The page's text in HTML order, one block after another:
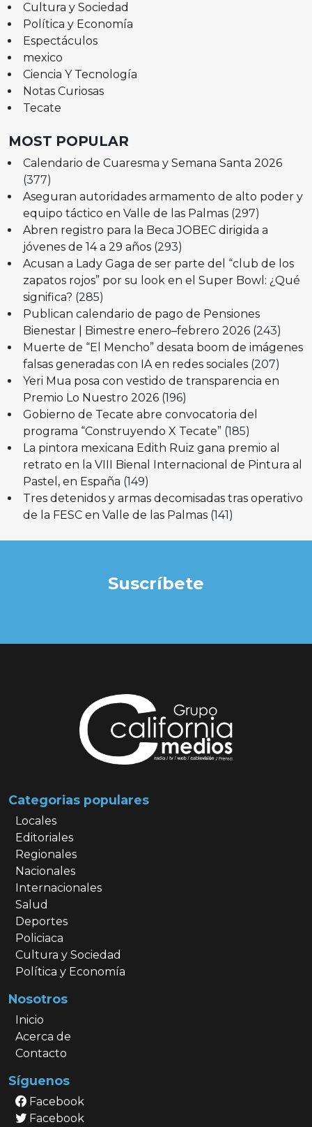
Cultura y Sociedad
Política y Economía
Espectáculos
mexico
Ciencia Y Tecnología
Notas Curiosas
Tecate
MOST POPULAR
Calendario de Cuaresma y Semana Santa 2026
(377)
Aseguran autoridades armamento de alto poder y
equipo táctico en Valle de las Palmas (297)
Abren registro para la Beca JOBEC dirigida a
jóvenes de 14 a 29 años (293)
Acusan a Lady Gaga de ser parte del “club de los
zapatos rojos” por su look en el Super Bowl: ¿Qué
significa? (285)
Publican calendario de pago de Pensiones
Bienestar | Bimestre enero–febrero 2026 (243)
Muerte de “El Mencho” desata boom de imágenes
falsas generadas con IA en redes sociales (207)
Yeri Mua posa con vestido de transparencia en
Premio Lo Nuestro 2026 (196)
Gobierno de Tecate abre convocatoria del
programa “Construyendo X Tecate” (185)
La pintora mexicana Edith Ruiz gana premio al
retrato en la VIII Bienal Internacional de Pintura al
Pastel, en España (149)
Tres detenidos y armas decomisadas tras operativo
de la FESC en Valle de las Palmas (141)
Suscríbete
Categorias populares
Locales
Editoriales
Regionales
Nacionales
Internacionales
Salud
Deportes
Policiaca
Cultura y Sociedad
Política y Economía
Nosotros
Inicio
Acerca de
Contacto
Síguenos
Facebook
Facebook